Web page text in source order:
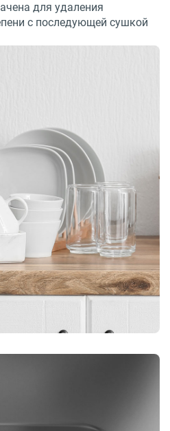
для удаления
с последующей сушкой